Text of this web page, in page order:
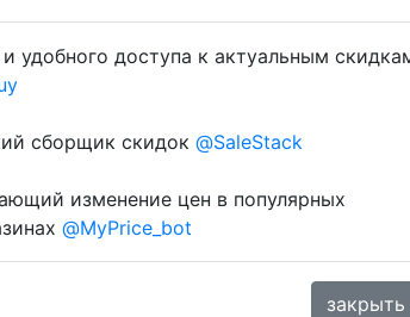
удобного доступа к актуальным
сборщик скидок @SaleStack
изменение цен в популярных
@MyPrice_bot
закрыть